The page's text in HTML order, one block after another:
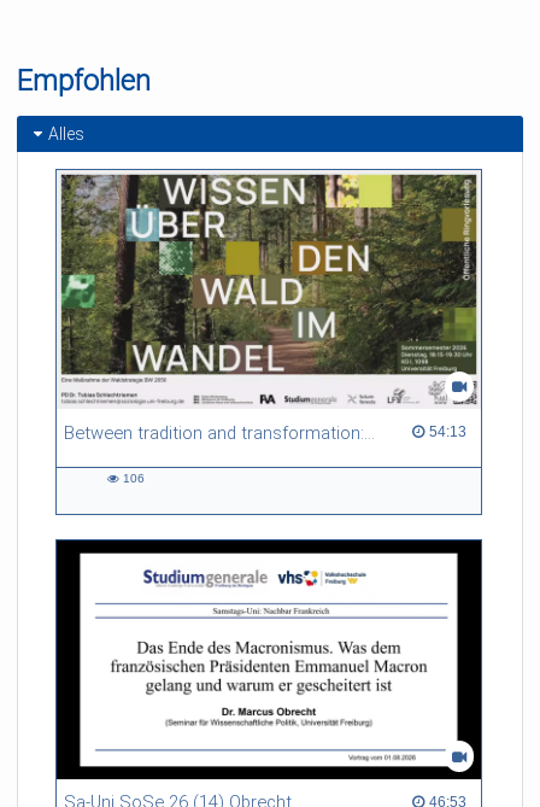
Empfohlen
Alles
Between tradition and transformation: how owners, advisers and institutions co-create knowledge for resilient forests in Europe 54:13
54:13 duration
106
46:53
46:53 duration